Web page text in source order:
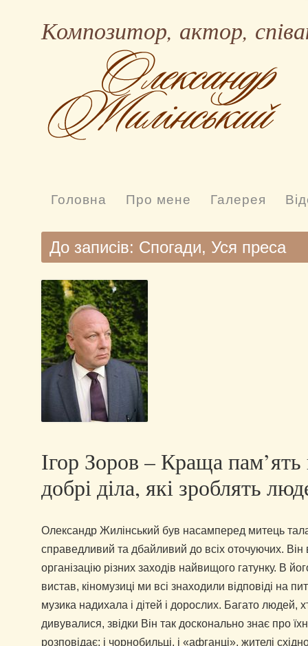
Композитор, актор,
Головна Про мене Галерея
До записів: Спогади, Уся преса
Ігор Зоров – Краща
добрі діла, які зроблять
Олександр Жилінський був насамперед митець
справедливий та дбайливий до всіх оточуючих. Він
організацію різних заходів найвищого гатунку. В
вистав, кіномузиці ми всі знаходили відповіді на
музика надихала і дітей і дорослих. Багато людей,
дивувалися, звідки Він так досконально знає про
розповідає: і чорнобильці, і «афганці», жителі